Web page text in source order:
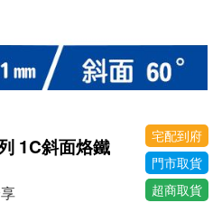
1C斜面烙鐵
宅配到府
門市取貨
超商取貨